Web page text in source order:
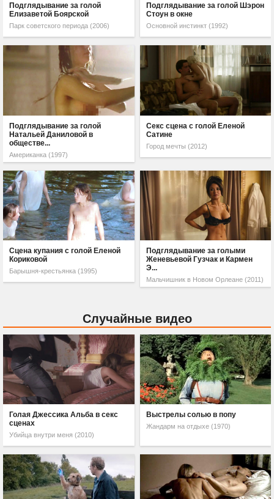
Подглядывание за голой
Елизаветой Боярской
Парк советского периода (2006)
Подглядывание за голой Шэрон
Стоун в окне
Основной инстинкт (1992)
Подглядывание за голой
Натальей Даниловой в
обществе...
Американка (1997)
Секс сцена с голой Еленой
Сатине
Город мечты (2012)
Сцена купания с голой Еленой
Кориковой
Барышня-крестьянка (1995)
Подглядывание за голыми
Женевьевой Гузчак и Кармен
Э...
Мальчишник в Новом Орлеане (2011)
Случайные видео
Голая Джессика Альба в секс
сценах
Убийца внутри меня (2010)
Выстрелы солью в попу
Жандарм на отдыхе (1970)